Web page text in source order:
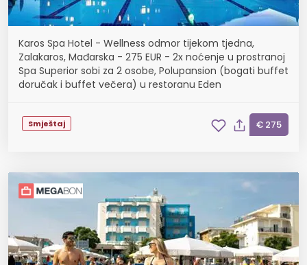
Karos Spa Hotel - Wellness odmor tijekom tjedna,
Zalakaros, Mađarska - 275 EUR - 2x noćenje u prostranoj
Spa Superior sobi za 2 osobe, Polupansion (bogati buffet
doručak i buffet večera) u restoranu Eden
Smještaj € 275